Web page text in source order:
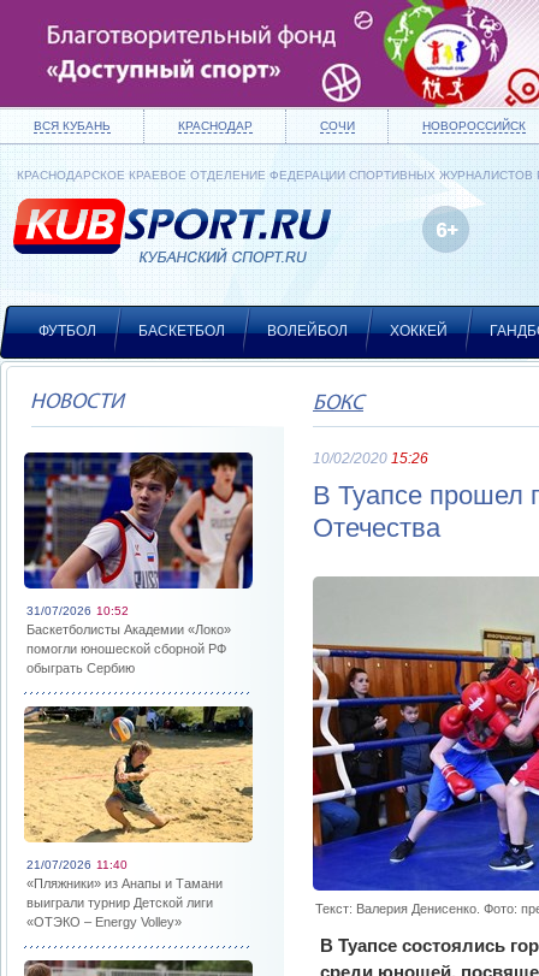
ВСЯ КУБАНЬ КРАСНОДАР СОЧИ НОВОРОССИЙСК
КРАСНОДАРСКОЕ КРАЕВОЕ ОТДЕЛЕНИЕ ФЕДЕРАЦИИ СПОРТИВНЫХ ЖУРНАЛИСТОВ
ФУТБОЛ БАСКЕТБОЛ ВОЛЕЙБОЛ ХОККЕЙ
НОВОСТИ
31/07/2026 10:52
Баскетболисты Академии «Локо»
помогли юношеской сборной РФ
обыграть Сербию
21/07/2026 11:40
«Пляжники» из Анапы и Тамани
выиграли турнир Детской лиги
«ОТЭКО – Energy Volley»
БОКС
10/02/2020 15:26
В Туапсе прошел
Отечества
Текст: Валерия Денисенко. Фото:
В Туапсе состоялись
среди юношей,